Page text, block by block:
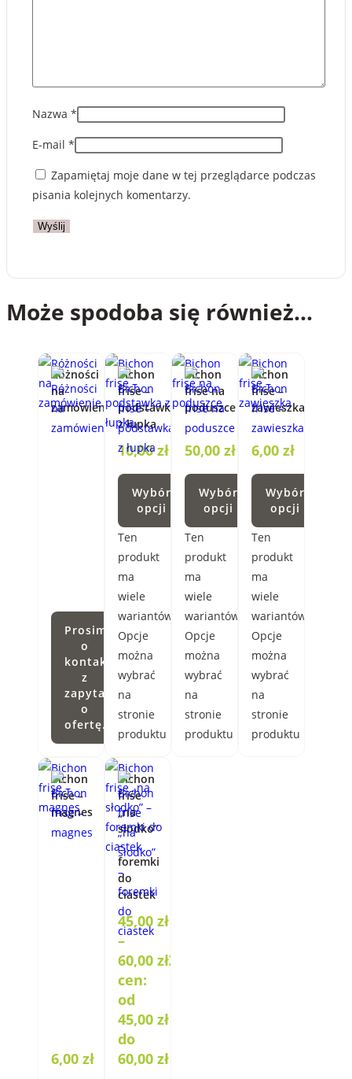
Nazwa *
E-mail *
Zapamiętaj moje dane w tej przeglądarce podczas
pisania kolejnych komentarzy.
Może spodoba się również…
Różności
na
zamówienie
Prosimy
o
kontakt
z
zapytaniem
o
ofertę.
Bichon
frise –
podstawka
z łupka
10,00zł
Wybór
opcji
Ten
produkt
ma
wiele
wariantów.
Opcje
można
wybrać
na
stronie
produktu
Bichon
frise na
poduszce
50,00 zł
Wybór
opcji
Ten
produkt
ma
wiele
wariantów.
Opcje
można
wybrać
na
stronie
produktu
Bichon
frise –
zawieszka
6,00 zł
Wybór
opcji
Ten
produkt
ma
wiele
wariantów.
Opcje
można
wybrać
na
stronie
produktu
Bichon
frise –
magnes
6,00 zł
Bichon
frise
„na
słodko”
–
foremki
do
ciastek
45,00 zł
–
60,00 złZakres
cen:
od
45,00 zł
do
60,00 zł